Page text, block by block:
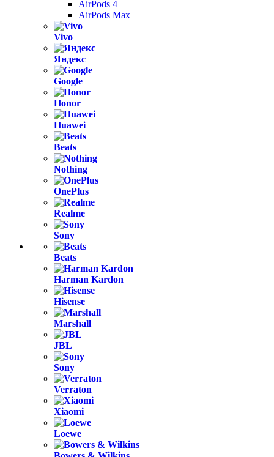
AirPods 4
AirPods Max
Vivo
Яндекс
Google
Honor
Huawei
Beats
Nothing
OnePlus
Realme
Sony
Beats
Harman Kardon
Hisense
Marshall
JBL
Sony
Verraton
Xiaomi
Loewe